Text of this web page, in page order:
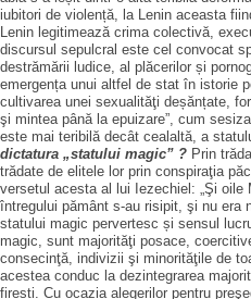
iubitori de violență, la Lenin aceasta
Lenin legitimează crima colectivă,
discursul sepulcral este cel convocat
destrămării ludice, al plăcerilor și
emergența unui altfel de stat în istorie
cultivarea unei sexualităţi deșănțate,
şi mintea până la epuizare”, cum
este mai teribilă decât cealaltă, a
dictatura „statului magic” ? Prin
trădate de elitele lor prin conspiraţia
versetul acesta al lui Iezechiel: „Şi
întregului pământ s-au risipit, şi nu era
statului magic pervertesc și sensul
magic, sunt majorităţi posace,
consecinţă, indivizii şi minorităţile de
acestea conduc la dezintegrarea
firești. Cu ocazia alegerilor pentru